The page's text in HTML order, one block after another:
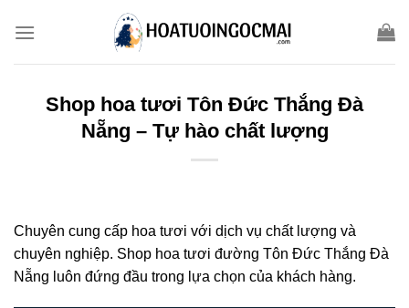
Shop hoa tươi Tôn Đức Thắng Đà
Nẵng – Tự hào chất lượng
Chuyên cung cấp hoa tươi với dịch vụ chất lượng và
chuyên nghiệp. Shop hoa tươi đường Tôn Đức Thắng Đà
Nẵng luôn đứng đầu trong lựa chọn của khách hàng.